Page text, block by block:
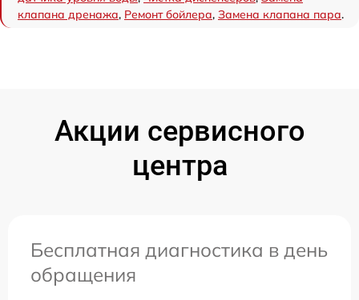
клапана дренажа, Ремонт бойлера, Замена клапана пара.
Акции сервисного
центра
Бесплатная диагностика в день
обращения